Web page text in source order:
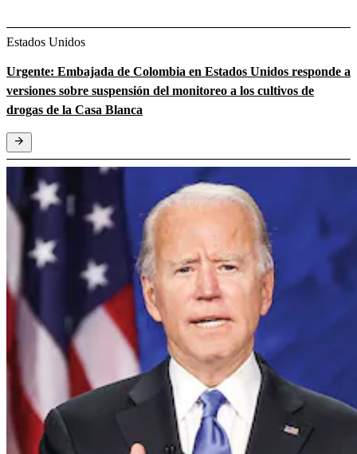
Estados Unidos
Urgente: Embajada de Colombia en Estados Unidos responde a
versiones sobre suspensión del monitoreo a los cultivos de
drogas de la Casa Blanca